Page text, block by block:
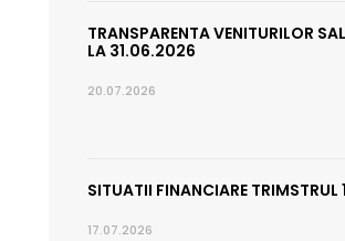
TRANSPARENTA VENITURILOR
LA 31.06.2026
20.07.2026
SITUATII FINANCIARE TRIMSTRUL
17.07.2026